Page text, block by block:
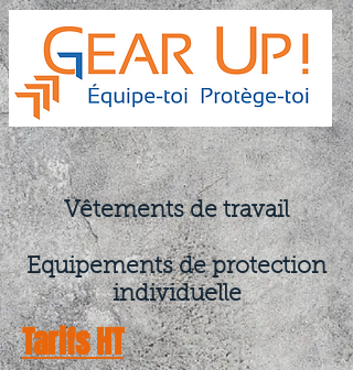
Vêtements de travail
Equipements de protection
individuelle
Tarifs HT